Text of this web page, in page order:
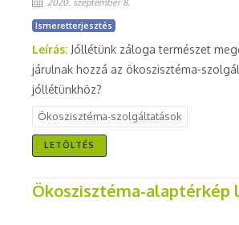
2020. szeptember 8.
Ismeretterjesztés
Leírás: Jóllétünk záloga természet
járulnak hozzá az ökoszisztéma-
jóllétünkhöz?
Ökoszisztéma-szolgáltatások
LETÖLTÉS
Ökoszisztéma-alaptérkép